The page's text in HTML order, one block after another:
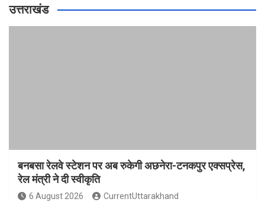
उत्तराखंड
बनबसा रेलवे स्टेशन पर अब रुकेगी अछनेरा-टनकपुर एक्सप्रेस,
रेल मंत्री ने दी स्वीकृति
6 August 2026 CurrentUttarakhand